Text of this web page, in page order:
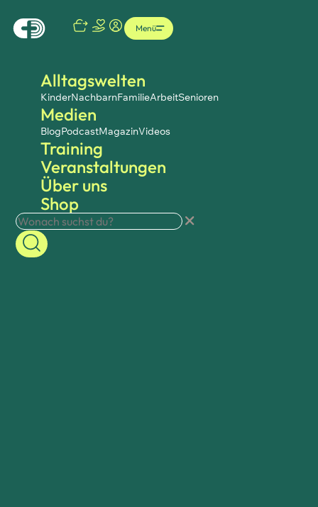
Alltagswelten
KinderNachbarnFamilieArbeitSenioren
Medien
BlogPodcastMagazinVideos
Training
Veranstaltungen
Über uns
Shop
Menü